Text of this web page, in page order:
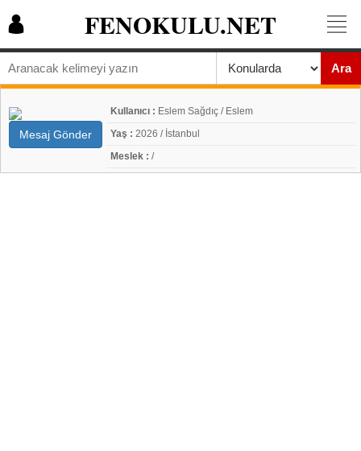
FENOKULU.NET
Ara
Mesaj Gönder
Kullanıcı : Eslem Sağdıç / Eslem
Yaş : 2026 / İstanbul
Meslek : /